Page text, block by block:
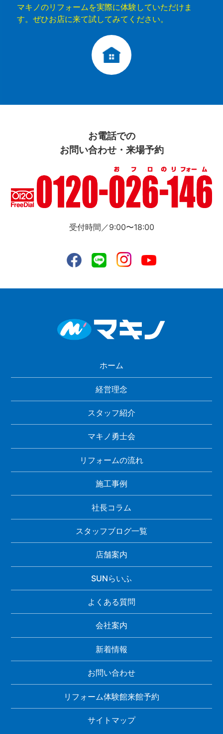
マキノのリフォームを実際に体験していただけま
す。ぜひお店に来て試してみてください。
お電話での
お問い合わせ・来場予約
受付時間／9:00〜18:00
ホーム
経営理念
スタッフ紹介
マキノ勇士会
リフォームの流れ
施工事例
社長コラム
スタッフブログ一覧
店舗案内
SUNらいふ
よくある質問
会社案内
新着情報
お問い合わせ
リフォーム体験館来館予約
サイトマップ